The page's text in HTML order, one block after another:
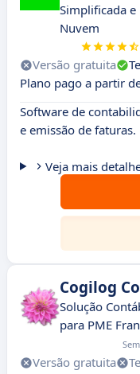
Simplificada e
Nuvem
Versão gratuita
Plano pago a partir
Software de
e emissão de faturas.
Veja mais
Cogilog
Solução
para PME
Versão gratuita